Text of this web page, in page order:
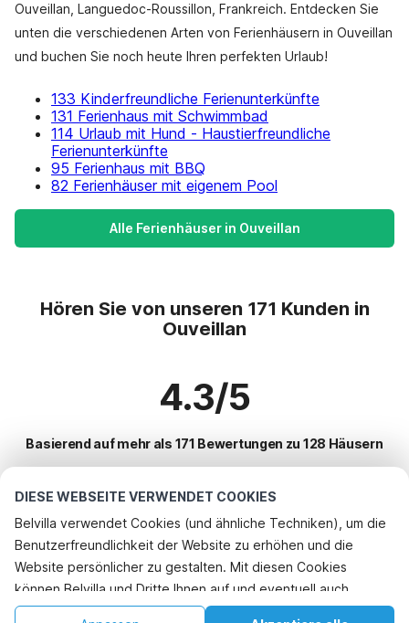
DIESE WEBSEITE VERWENDET COOKIES
Belvilla verwendet Cookies (und ähnliche Techniken), um die
Benutzerfreundlichkeit der Website zu erhöhen und die
Website persönlicher zu gestalten. Mit diesen Cookies
können Belvilla und Dritte Ihnen auf und eventuell auch
außerhalb unserer Website folgen, um Werbung Ihren
Ouveillan, Languedoc-Roussillon, Frankreich. Entdecken Sie
unten die verschiedenen Arten von Ferienhäusern in Ouveillan
und buchen Sie noch heute Ihren perfekten Urlaub!
133 Kinderfreundliche Ferienunterkünfte
131 Ferienhaus mit Schwimmbad
114 Urlaub mit Hund - Haustierfreundliche
Ferienunterkünfte
95 Ferienhaus mit BBQ
82 Ferienhäuser mit eigenem Pool
Alle Ferienhäuser in Ouveillan
Hören Sie von unseren 171 Kunden in
Ouveillan
4.3/5
Basierend auf mehr als 171 Bewertungen zu 128 Häusern
Beliebteste Reiseziele für Urlaub
Top-Städte mit Top-Annehmlichkeiten für den Urlaub
Ferienwohnungen arques
Kinderfreundliche Ferienunterkünfte fleury
Beliebte Ausstattungen für Urlaub in Ouveillan
Kinderfreundliche Ferienunterkünfte